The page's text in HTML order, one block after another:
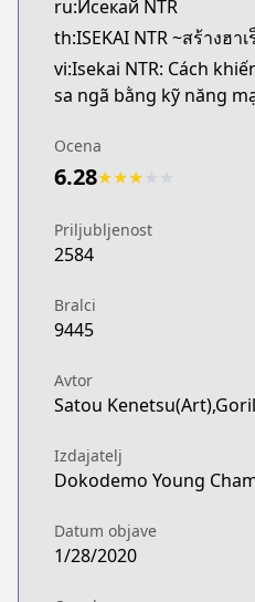
ru:Исекай NTR
th:ISEKAI NTR ~สร้างฮ
vi:Isekai NTR: Cách
sa ngã bằng kỹ năng
Ocena
6.28★★★
Priljubljenost
2584
Bralci
9445
Avtor
Satou
Izdajatelj
Dokodemo Young
Datum objave
1/28/2020